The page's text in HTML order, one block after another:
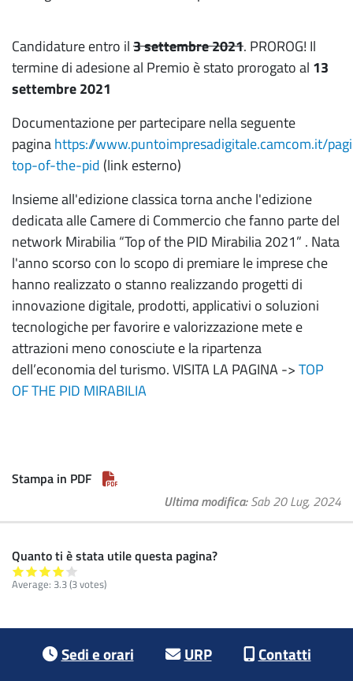
Candidature entro il3 settembre 2021. PROROG! Il
termine di adesione al Premio è stato prorogato al 13
settembre 2021
Documentazione per partecipare nella seguente
paginahttps://www.puntoimpresadigitale.camcom.it/
top-of-the-pid (link esterno)
Insieme all'edizione classica torna anche l'edizione
dedicata alle Camere di Commercio che fanno parte del
network Mirabilia “Top of the PID Mirabilia 2021” . Nata
l'anno scorso con lo scopo di premiare le imprese che
hanno realizzato o stanno realizzando progetti di
innovazione digitale, prodotti, applicativi o soluzioni
tecnologiche per favorire e valorizzazione mete e
attrazioni meno conosciute e la ripartenza
dell’economia del turismo. VISITA LA PAGINA ->TOP
OF THE PID MIRABILIA
Stampa in PDF
Ultima modifica Sab 20 Lug, 2024
Quanto ti è stata utile questa pagina?
Average: 3.3(3 votes)
Footer menu
Sedi e orari URP Contatti